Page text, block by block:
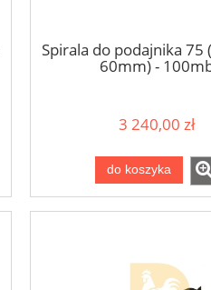
Spirala do podajnika 75
60mm) -
3 240,00 zł
do koszyka